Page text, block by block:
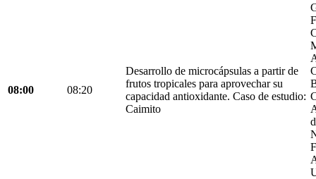
08:00 08:20
Desarrollo de microcápsulas a partir de
frutos tropicales para aprovechar su
capacidad antioxidante. Caso de estudio:
Caimito